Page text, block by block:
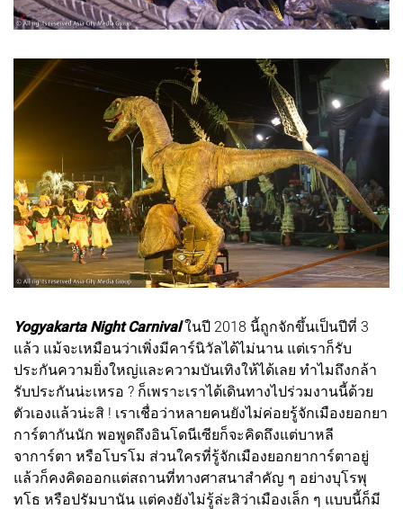
Yogyakarta Night Carnivalในปี 2018 นี้ถูกจักขึ้นเป็นปีที่ 3
แล้ว แม้จะเหมือนว่าเพิ่งมีคาร์นิวัลได้ไม่นาน แต่เราก็รับ
ประกันความยิ่งใหญ่และความบันเทิงให้ได้เลย ทำไมถึงกล้า
รับประกันน่ะเหรอ ? ก็เพราะเราได้เดินทางไปร่วมงานนี้ด้วย
ตัวเองแล้วน่ะสิ ! เราเชื่อว่าหลายคนยังไม่ค่อยรู้จักเมืองยอกยา
การ์ตากันนัก พอพูดถึงอินโดนีเซียก็จะคิดถึงแต่บาหลี
จาการ์ตา หรือโบรโม ส่วนใครที่รู้จักเมืองยอกยาการ์ตาอยู่
แล้วก็คงคิดออกแต่สถานที่ทางศาสนาสำคัญ ๆ อย่างบุโรพุ
ทโธ หรือปรัมบานัน แต่คงยังไม่รู้ล่ะสิว่าเมืองเล็ก ๆ แบบนี้ก็มี